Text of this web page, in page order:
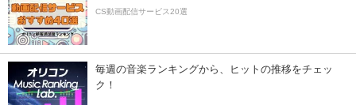
CS動画配信サービス20選
毎週の音楽ランキングから、ヒットの推移をチェッ
ク！